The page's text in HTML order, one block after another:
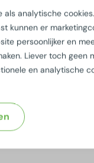
analytische
kunnen er
persoonlijker en
Liever toch
en analytische